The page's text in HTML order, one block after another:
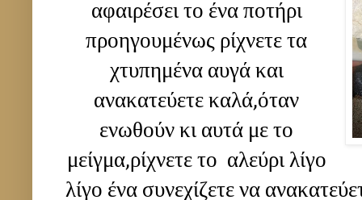
αφαιρέσει το ένα ποτήρι
προηγουμένως ρίχνετε τα
χτυπημένα αυγά και
ανακατεύετε καλά,όταν
ενωθούν κι αυτά με το
μείγμα,ρίχνετε το αλεύρι λίγο
λίγο ένα συνεχίζετε να